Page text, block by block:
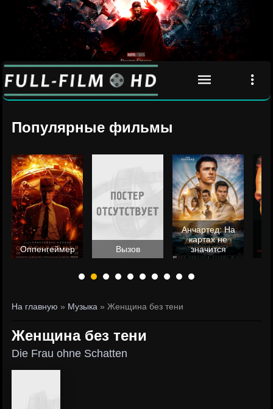
Популярные фильмы
Оппенгеймер Вызов
Анчартед: На
картах не
значится
На главную » Музыка » Женщина без тени
Женщина без тени
Die Frau ohne Schatten